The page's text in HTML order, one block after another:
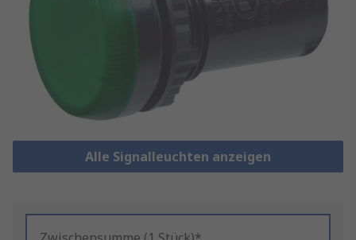
Alle Signalleuchten anzeigen